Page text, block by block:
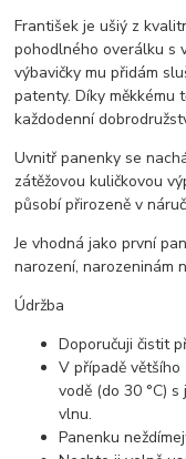
František je ušiý z
pohodlného overálku s
výbavičky mu přidám
patenty. Díky měkkému
každodenní
Uvnitř panenky se
zátěžovou kuličkovou
působí přirozeně v
Je vhodná jako první
narození, narozeninám
Údržba
Doporučuji čistit
V případě většího
vodě (do 30 °C)
vlnu.
Panenku